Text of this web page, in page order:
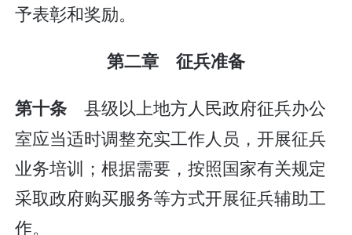
予表彰和奖励。
第二章 征兵准备
第十条 县级以上地方人民政府征兵办公
室应当适时调整充实工作人员，开展征兵
业务培训；根据需要，按照国家有关规定
采取政府购买服务等方式开展征兵辅助工
作。